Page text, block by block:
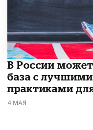
В России
база с
практиками
4 МАЯ